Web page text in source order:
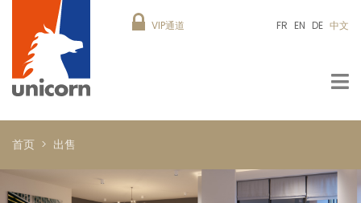
VIP通道 FR EN DE 中文
首页 出售